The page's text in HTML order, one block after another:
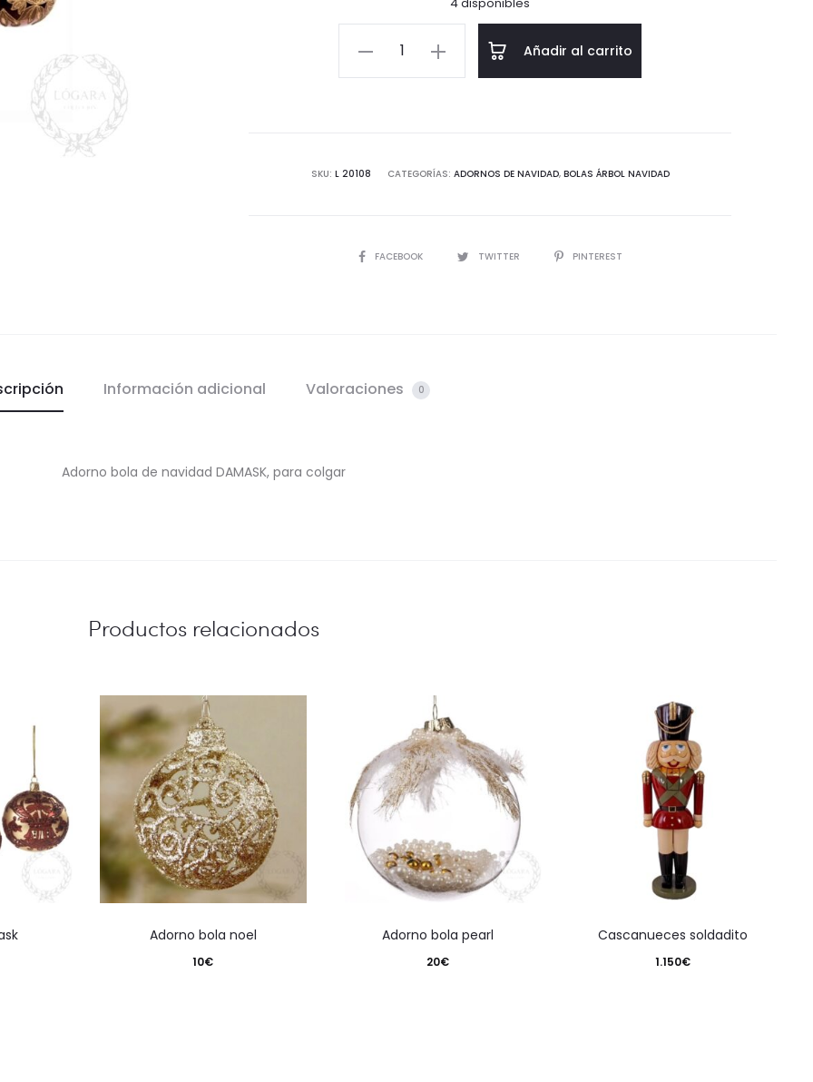
ADORNO
Añadir al carrito
SKU: L 20108 CATEGORÍAS: ADORNOS DE NAVIDAD, BOLAS ÁRBOL NAVIDAD
COMPARTIR
FACEBOOK TWITTER PINTEREST
Información adicional Valoraciones 0
Adorno bola de navidad DAMASK, para colgar
Productos relacionados
adorno bola noel
10€
adorno bola pearl
20€
cascanueces soldadito
1.150€